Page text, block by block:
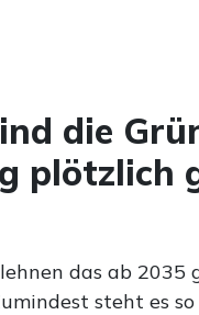
die
plötzlich
das ab 2035
steht es